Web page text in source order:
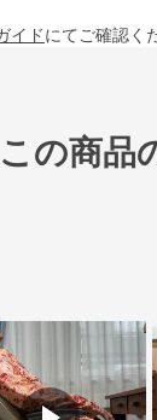
イドにてご確認く
この商品